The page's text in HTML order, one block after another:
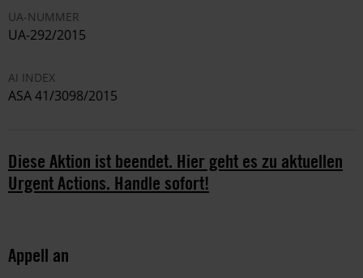
UA-NUMMER
UA-292/2015
AI INDEX
ASA 41/3098/2015
Diese Aktion ist beendet. Hier geht es zu aktuellen
Urgent Actions. Handle sofort!
Appell an